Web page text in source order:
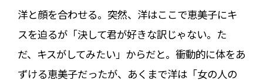
洋と顔を合わせる。突然、洋はここで恵美子にキ
スを迫るが「決して君が好きな訳じゃない。た
だ、キスがしてみたい」からだと。衝動的に体をあ
ずける恵美子だったが、あくまで洋は「女の人の